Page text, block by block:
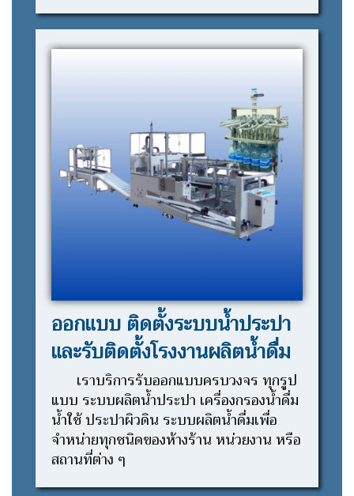
ออกแบบ ติดตั้งระบบน้ำประปา
และรับติดตั้งโรงงานผลิตน้ำดื่ม
เราบริการรับออกแบบครบวงจร ทุกรูป
แบบ ระบบผลิตน้ำประปา เครื่องกรองน้ำดื่ม
น้ำใช้ ประปาผิวดิน ระบบผลิตน้ำดื่มเพื่อ
จำหน่ายทุกชนิดของห้างร้าน หน่วยงาน หรือ
สถานที่ต่าง ๆ